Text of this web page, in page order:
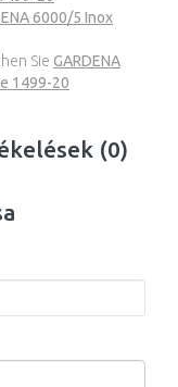
6000/5 Inox
Sie GARDENA
1499-20
(0)